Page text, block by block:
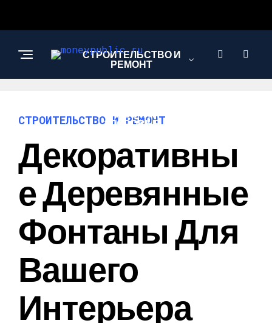
СТРОИТЕЛЬСТВО И
РЕМОНТ
КРАСОТА И
ЗДОРОВЬЕ
РЕЦЕПТЫ И
СТРОИТЕЛЬСТВО И РЕМОНТ
Декоративны
Е Деревянные
Фонтаны Для
Вашего
Интерьера